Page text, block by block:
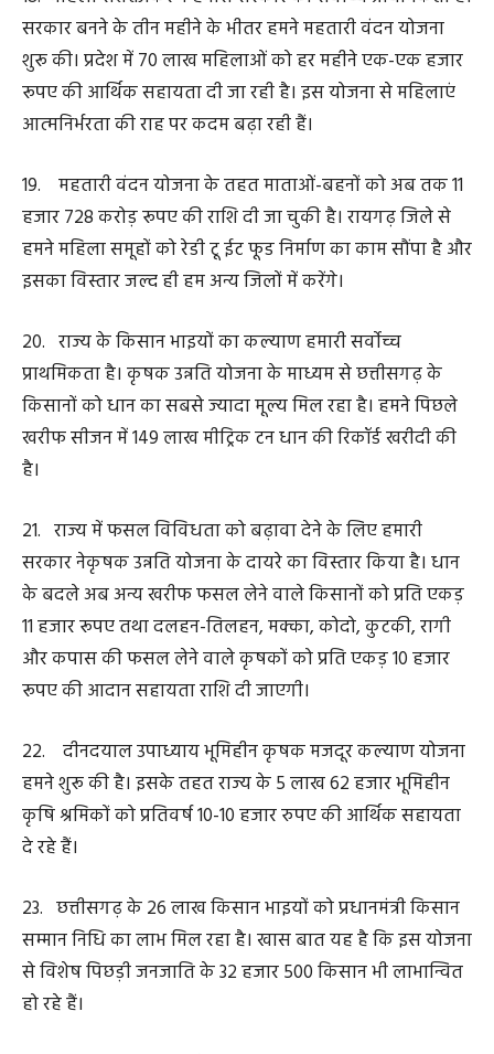
25. हम राज्य में सहकारिता की सम्भावनाओं को साकार कर रहे
हैं। खेती-किसानी के साथ-साथ हम पशुधन और मत्स्यपालन को भी
बढ़ावा दे रहे हैं। राज्य में दुग्ध उत्पादन और पशुपालकों की आय को
बढ़ावा देने के लिए एनडीडीबी से हमने एमओयू किया है।
26. वर्ष-2025 को अंतरराष्ट्रीय सहकारिता वर्ष घोषित किया
गया है। केन्द्रीय सहकारिता मंत्री श्री अमित शाह जी के मार्गदर्शन में
हम सहकार से समृद्धि के मंत्र पर चलते हुए राज्य में सहकारी
गतिविधियों को नई ऊंचाई दे रहे हैं।
27. महात्मा गांधी कहते थे कि शिक्षा के जरिए समाज में बड़े
बदलाव लाए जा सकते हैं। हमने नई शिक्षा नीति को लागू करने के
साथ ही इसके प्रावधानों के अनुरूप स्कूलों और शिक्षकों का
युक्तियुक्तकरण किया है। अब सुकमा के दुर्गम गांव में भी शिक्षक हैं।
राजधानी रायपुर से लेकर पहाड़ी कोरवा बसाहट वाले स्कूलों तक
शिक्षक-छात्र अनुपात राष्ट्रीय औसत से बेहतर है।
28. हम शासकीय विद्यालयों में मुख्यमंत्री शिक्षा गुणवत्ता अभियान
भी संचालित कर रहे हैं। पेरेण्ट्स टीचर मीटिंग तथा न्यौता भोज के
माध्यम से हमने बच्चों के शैक्षणिक विकास में सामुदायिक
भागीदारी सुनिश्चित की है, जिसका बेहतर परिणाम मिल रहा है।
करोड़ रुपए का प्रावधान किया है।
29. नवा रायपुर में हम सौ एकड़ में एजुकेशन सिटी बना रहे हैं।
विज्ञान और अनुसंधान को बढ़ावा देने के लिए यहां साइंस सिटी का
30. नवा रायपुर में हमने नेशनल फॉरेंसिक साइंसेज यूनिवर्सिटी के
कैंपस का भूमिपूजन किया है। देश में लागू नये कानूनों में फारेंसिक
का महत्व काफी बढ़ गया है, जिससे राज्य के युवाओं को इस क्षेत्र